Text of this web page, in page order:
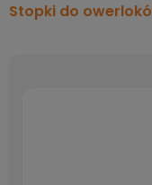
Stopki do